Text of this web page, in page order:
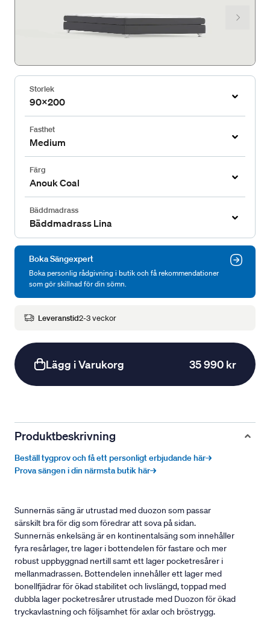
Storlek
90x200
Fasthet
Medium
Färg
Anouk Coal
Bäddmadrass
Bäddmadrass Lina
Boka Sängexpert
Boka personlig rådgivning i butik och få rekommendationer
som gör skillnad för din sömn.
Leveranstid2-3 veckor
Lägg i Varukorg 35 990 kr
Produktbeskrivning
Beställ tygprov och få ett personligt erbjudande här→
Prova sängen i din närmsta butik här→
Sunnernäs säng är utrustad med duozon som passar
särskilt bra för dig som föredrar att sova på sidan.
Sunnernäs enkelsäng är en kontinentalsäng som innehåller
fyra resårlager, tre lager i bottendelen för fastare och mer
robust uppbyggnad nertill samt ett lager pocketresårer i
mellanmadrassen. Bottendelen innehåller ett lager med
bonellfjädrar för ökad stabilitet och livslängd, toppad med
dubbla lager pocketresårer utrustade med Duozon för ökad
tryckavlastning och följsamhet för axlar och bröstrygg.